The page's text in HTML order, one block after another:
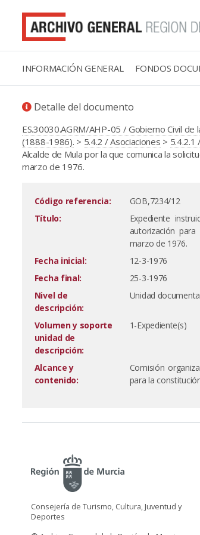
INFORMACIÓN GENERAL FONDOS
Detalle del documento
ES.30030.AGRM/AHP-05 / Gobierno Civil
(1888-1986). > 5.4.2 / Asociaciones >
Alcalde de Mula por la que comunica la
marzo de 1976.
Código referencia:
GOB,7234/12
Título:
Expediente
autorización
marzo de 1976.
Fecha inicial:
12-3-1976
Fecha final:
25-3-1976
Nivel de
descripción:
Unidad
Volumen y soporte
unidad de
descripción:
1-Expediente(s)
Alcance y
contenido:
Comisión
para la
Consejería de Turismo, Cultura, Juventud y
Deportes